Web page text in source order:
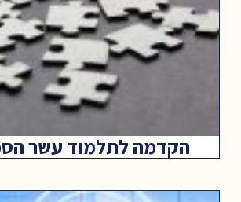
הקדמה לתלמוד עשר